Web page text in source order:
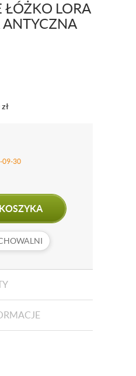
ŁÓŻKO LORA
ANTYCZNA
zł
09-30